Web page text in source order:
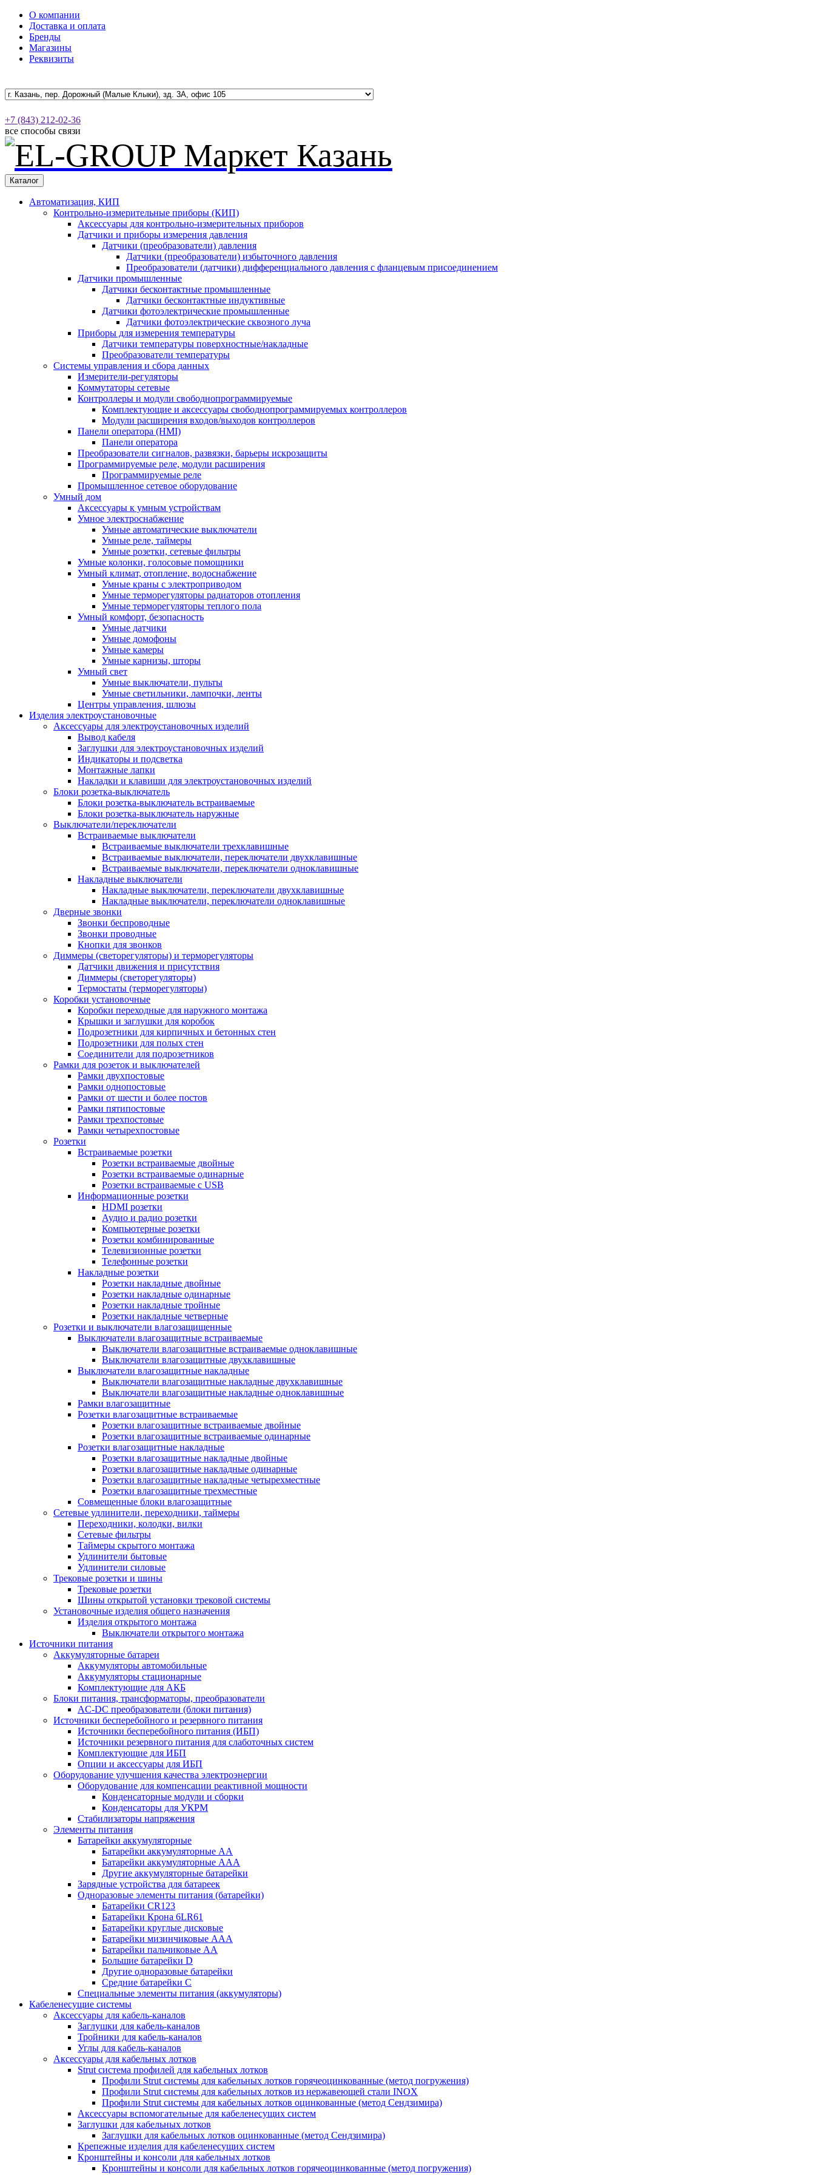
О компании
Доставка и оплата
Бренды
Магазины
Реквизиты
+7 (843) 212-02-36
все способы связи
Каталог
Автоматизация, КИП
Контрольно-измерительные приборы (КИП)
Аксессуары для контрольно-измерительных приборов
Датчики и приборы измерения давления
Датчики (преобразователи) давления
Датчики (преобразователи) избыточного давления
Преобразователи (датчики) дифференциального давления с фланцевым присоединением
Датчики промышленные
Датчики бесконтактные промышленные
Датчики бесконтактные индуктивные
Датчики фотоэлектрические промышленные
Датчики фотоэлектрические сквозного луча
Приборы для измерения температуры
Датчики температуры поверхностные/накладные
Преобразователи температуры
Системы управления и сбора данных
Измерители-регуляторы
Коммутаторы сетевые
Контроллеры и модули свободнопрограммируемые
Комплектующие и аксессуары свободнопрограммируемых контроллеров
Модули расширения входов/выходов контроллеров
Панели оператора (HMI)
Панели оператора
Преобразователи сигналов, развязки, барьеры искрозащиты
Программируемые реле, модули расширения
Программируемые реле
Промышленное сетевое оборудование
Умный дом
Аксессуары к умным устройствам
Умное электроснабжение
Умные автоматические выключатели
Умные реле, таймеры
Умные розетки, сетевые фильтры
Умные колонки, голосовые помощники
Умный климат, отопление, водоснабжение
Умные краны с электроприводом
Умные терморегуляторы радиаторов отопления
Умные терморегуляторы теплого пола
Умный комфорт, безопасность
Умные датчики
Умные домофоны
Умные камеры
Умные карнизы, шторы
Умный свет
Умные выключатели, пульты
Умные светильники, лампочки, ленты
Центры управления, шлюзы
Изделия электроустановочные
Аксессуары для электроустановочных изделий
Вывод кабеля
Заглушки для электроустановочных изделий
Индикаторы и подсветка
Монтажные лапки
Накладки и клавиши для электроустановочных изделий
Блоки розетка-выключатель
Блоки розетка-выключатель встраиваемые
Блоки розетка-выключатель наружные
Выключатели/переключатели
Встраиваемые выключатели
Встраиваемые выключатели трехклавишные
Встраиваемые выключатели, переключатели двухклавишные
Встраиваемые выключатели, переключатели одноклавишные
Накладные выключатели
Накладные выключатели, переключатели двухклавишные
Накладные выключатели, переключатели одноклавишные
Дверные звонки
Звонки беспроводные
Звонки проводные
Кнопки для звонков
Диммеры (светорегуляторы) и терморегуляторы
Датчики движения и присутствия
Диммеры (светорегуляторы)
Термостаты (терморегуляторы)
Коробки установочные
Коробки переходные для наружного монтажа
Крышки и заглушки для коробок
Подрозетники для кирпичных и бетонных стен
Подрозетники для полых стен
Соединители для подрозетников
Рамки для розеток и выключателей
Рамки двухпостовые
Рамки однопостовые
Рамки от шести и более постов
Рамки пятипостовые
Рамки трехпостовые
Рамки четырехпостовые
Розетки
Встраиваемые розетки
Розетки встраиваемые двойные
Розетки встраиваемые одинарные
Розетки встраиваемые с USB
Информационные розетки
HDMI розетки
Аудио и радио розетки
Компьютерные розетки
Розетки комбинированные
Телевизионные розетки
Телефонные розетки
Накладные розетки
Розетки накладные двойные
Розетки накладные одинарные
Розетки накладные тройные
Розетки накладные четверные
Розетки и выключатели влагозащищенные
Выключатели влагозащитные встраиваемые
Выключатели влагозащитные встраиваемые одноклавишные
Выключатели влагозащитные двухклавишные
Выключатели влагозащитные накладные
Выключатели влагозащитные накладные двухклавишные
Выключатели влагозащитные накладные одноклавишные
Рамки влагозащитные
Розетки влагозащитные встраиваемые
Розетки влагозащитные встраиваемые двойные
Розетки влагозащитные встраиваемые одинарные
Розетки влагозащитные накладные
Розетки влагозащитные накладные двойные
Розетки влагозащитные накладные одинарные
Розетки влагозащитные накладные четырехместные
Розетки влагозащитные трехместные
Совмещенные блоки влагозащитные
Сетевые удлинители, переходники, таймеры
Переходники, колодки, вилки
Сетевые фильтры
Таймеры скрытого монтажа
Удлинители бытовые
Удлинители силовые
Трековые розетки и шины
Трековые розетки
Шины открытой установки трековой системы
Установочные изделия общего назначения
Изделия открытого монтажа
Выключатели открытого монтажа
Источники питания
Аккумуляторные батареи
Аккумуляторы автомобильные
Аккумуляторы стационарные
Комплектующие для АКБ
Блоки питания, трансформаторы, преобразователи
AC-DC преобразователи (блоки питания)
Источники бесперебойного и резервного питания
Источники бесперебойного питания (ИБП)
Источники резервного питания для слаботочных систем
Комплектующие для ИБП
Опции и аксессуары для ИБП
Оборудование улучшения качества электроэнергии
Оборудование для компенсации реактивной мощности
Конденсаторные модули и сборки
Конденсаторы для УКРМ
Стабилизаторы напряжения
Элементы питания
Батарейки аккумуляторные
Батарейки аккумуляторные АА
Батарейки аккумуляторные ААА
Другие аккумуляторные батарейки
Зарядные устройства для батареек
Одноразовые элементы питания (батарейки)
Батарейки CR123
Батарейки Крона 6LR61
Батарейки круглые дисковые
Батарейки мизинчиковые ААА
Батарейки пальчиковые АА
Большие батарейки D
Другие одноразовые батарейки
Средние батарейки C
Специальные элементы питания (аккумуляторы)
Кабеленесущие системы
Аксессуары для кабель-каналов
Заглушки для кабель-каналов
Тройники для кабель-каналов
Углы для кабель-каналов
Аксессуары для кабельных лотков
Strut система профилей для кабельных лотков
Профили Strut системы для кабельных лотков горячеоцинкованные (метод погружения)
Профили Strut системы для кабельных лотков из нержавеющей стали INOX
Профили Strut системы для кабельных лотков оцинкованные (метод Сендзимира)
Аксессуары вспомогательные для кабеленесущих систем
Заглушки для кабельных лотков
Заглушки для кабельных лотков оцинкованные (метод Сендзимира)
Крепежные изделия для кабеленесущих систем
Кронштейны и консоли для кабельных лотков
Кронштейны и консоли для кабельных лотков горячеоцинкованные (метод погружения)